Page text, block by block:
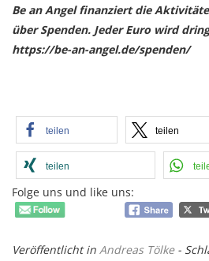
Be an Angel finanziert die
über Spenden. Jeder Euro wird
https://be-an-angel.de/spenden/
teilen teilen
teilen
Folge uns und like uns:
Veröffentlicht in Andreas Tölke -